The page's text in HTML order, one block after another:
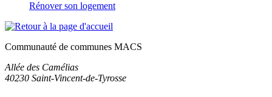
Rénover son logement
Communauté de communes MACS
Allée des Camélias
40230 Saint-Vincent-de-Tyrosse